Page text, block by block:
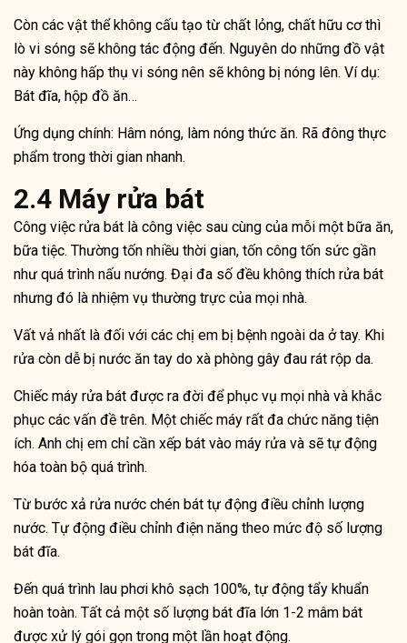
Còn các vật thể không cấu tạo từ chất lỏng, chất hữu cơ thì
lò vi sóng sẽ không tác động đến. Nguyên do những đồ vật
này không hấp thụ vi sóng nên sẽ không bị nóng lên. Ví dụ:
Bát đĩa, hộp đồ ăn…
Ứng dụng chính: Hâm nóng, làm nóng thức ăn. Rã đông thực
phẩm trong thời gian nhanh.
2.4 Máy rửa bát
Công việc rửa bát là công việc sau cùng của mỗi một bữa ăn,
bữa tiệc. Thường tốn nhiều thời gian, tốn công tốn sức gần
như quá trình nấu nướng. Đại đa số đều không thích rửa bát
nhưng đó là nhiệm vụ thường trực của mọi nhà.
Vất vả nhất là đối với các chị em bị bệnh ngoài da ở tay. Khi
rửa còn dễ bị nước ăn tay do xà phòng gây đau rát rộp da.
Chiếc máy rửa bát được ra đời để phục vụ mọi nhà và khắc
phục các vấn đề trên. Một chiếc máy rất đa chức năng tiện
ích. Anh chị em chỉ cần xếp bát vào máy rửa và sẽ tự động
hóa toàn bộ quá trình.
Từ bước xả rửa nước chén bát tự động điều chỉnh lượng
nước. Tự động điều chỉnh điện năng theo mức độ số lượng
bát đĩa.
Đến quá trình lau phơi khô sạch 100%, tự động tẩy khuẩn
hoàn toàn. Tất cả một số lượng bát đĩa lớn 1-2 mâm bát
được xử lý gói gọn trong một lần hoạt động.